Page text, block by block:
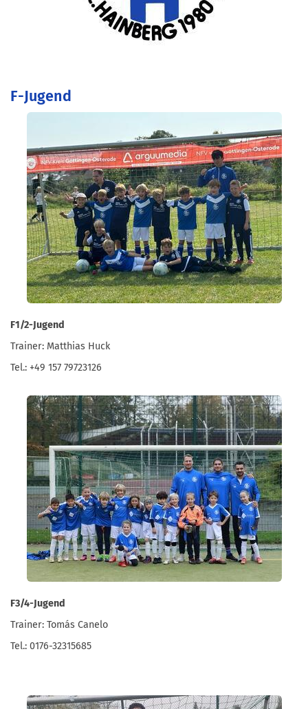
F-Jugend
F1/2-Jugend
Trainer: Matthias Huck
Tel.: +49 157 79723126
F3/4-Jugend
Trainer: Tomás Canelo
Tel.: 0176-32315685